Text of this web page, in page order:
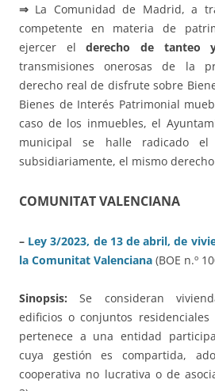
⇒ La Comunidad de Madrid, a
competente en materia de
ejercer elderecho de tanteo
transmisiones onerosas de la
derecho real de disfrute sobre
Bienes de Interés Patrimonial
caso de los inmuebles, el
municipal se halle radicado
subsidiariamente, el mismo derecho
COMUNITAT VALENCIANA
– Ley 3/2023, de 13 de abril, de
la Comunitat Valenciana (BOE n.º
Sinopsis: Se consideran
edificios o conjuntos
pertenece a una entidad
cuya gestión es compartida,
cooperativa no lucrativa o de